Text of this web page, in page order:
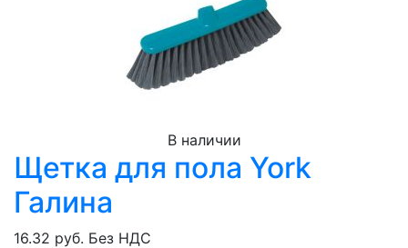
В наличии
Щетка для пола York
Галина
16.32 руб. Без НДС